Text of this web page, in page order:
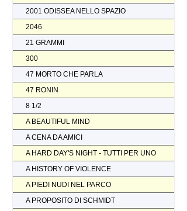
2001 ODISSEA NELLO SPAZIO
2046
21 GRAMMI
300
47 MORTO CHE PARLA
47 RONIN
8 1/2
A BEAUTIFUL MIND
A CENA DA AMICI
A HARD DAY'S NIGHT - TUTTI PER UNO
A HISTORY OF VIOLENCE
A PIEDI NUDI NEL PARCO
A PROPOSITO DI SCHMIDT